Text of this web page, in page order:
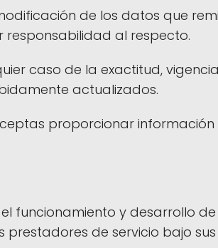
de los datos que
responsabilidad al respecto.
caso de la exactitud,
actualizados.
proporcionar
funcionamiento y desarrollo
de servicio bajo